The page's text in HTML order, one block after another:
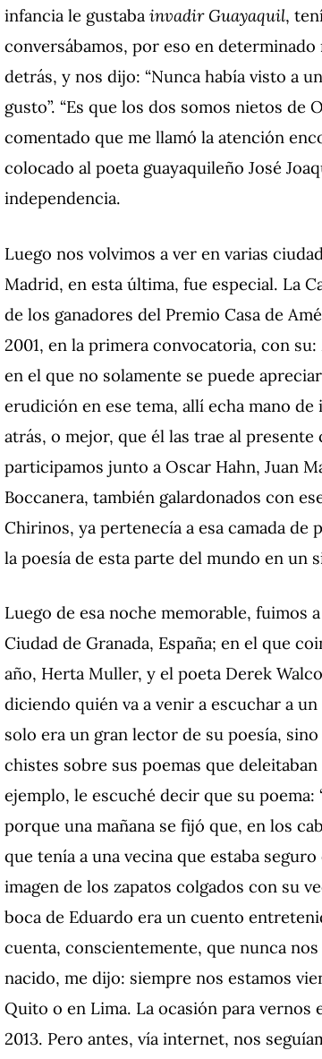
infancia le gustaba invadir Guayaquil,
conversábamos, por eso en
detrás, y nos dijo: “Nunca había visto a
gusto”. “Es que los dos somos nietos de
comentado que me llamó la atención
colocado al poeta guayaquileño José
independencia.
Luego nos volvimos a ver en varias
Madrid, en esta última, fue especial. La
de los ganadores del Premio Casa de
2001, en la primera convocatoria, con su:
en el que no solamente se puede
erudición en ese tema, allí echa mano
atrás, o mejor, que él las trae al
participamos junto a Oscar Hahn, Juan
Boccanera, también galardonados con
Chirinos, ya pertenecía a esa camada
la poesía de esta parte del mundo en un
Luego de esa noche memorable, fuimos
Ciudad de Granada, España; en el que
año, Herta Muller, y el poeta Derek
diciendo quién va a venir a escuchar a
solo era un gran lector de su poesía,
chistes sobre sus poemas que
ejemplo, le escuché decir que su
porque una mañana se fijó que, en los
que tenía a una vecina que estaba
imagen de los zapatos colgados con su
boca de Eduardo era un cuento
cuenta, conscientemente, que nunca
nacido, me dijo: siempre nos estamos
Quito o en Lima. La ocasión para vernos
2013. Pero antes, vía internet, nos